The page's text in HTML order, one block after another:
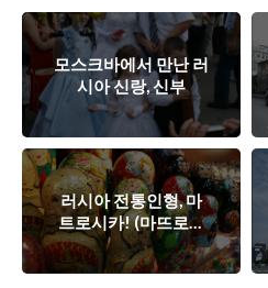
모스크바에서 만난 러
시아 신랑, 신부
러시아 전통인형, 마
트로시카! (마뜨로쉬
까)